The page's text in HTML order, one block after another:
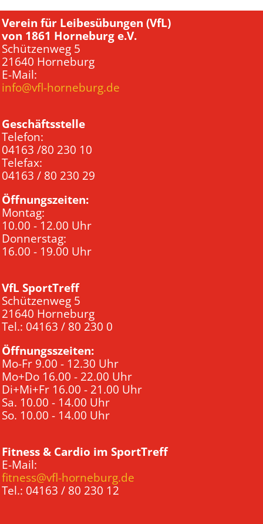
Verein für Leibesübungen (VfL)
von 1861 Horneburg e.V.
Schützenweg 5
21640 Horneburg
E-Mail:
info@vfl-horneburg.de
Geschäftsstelle
Telefon:
04163 /80 230 10
Telefax:
04163 / 80 230 29
Öffnungszeiten:
Montag:
10.00 - 12.00 Uhr
Donnerstag:
16.00 - 19.00 Uhr
VfL SportTreff
Schützenweg 5
21640 Horneburg
Tel.: 04163 / 80 230 0
Öffnungsszeiten:
Mo-Fr 9.00 - 12.30 Uhr
Mo+Do 16.00 - 22.00 Uhr
Di+Mi+Fr 16.00 - 21.00 Uhr
Sa. 10.00 - 14.00 Uhr
So. 10.00 - 14.00 Uhr
Fitness & Cardio im SportTreff
E-Mail:
fitness@vfl-horneburg.de
Tel.: 04163 / 80 230 12